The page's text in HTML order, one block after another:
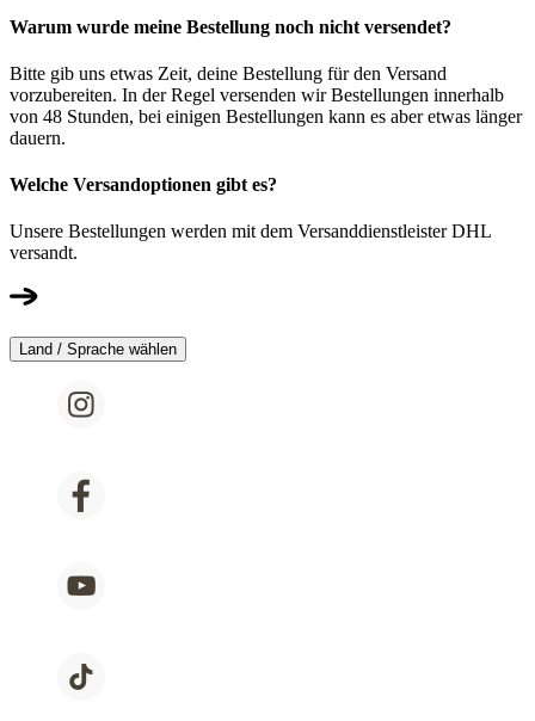
Warum wurde meine Bestellung noch nicht versendet?
Bitte gib uns etwas Zeit, deine Bestellung für den Versand
vorzubereiten. In der Regel versenden wir Bestellungen innerhalb
von 48 Stunden, bei einigen Bestellungen kann es aber etwas länger
dauern.
Welche Versandoptionen gibt es?
Unsere Bestellungen werden mit dem Versanddienstleister DHL
versandt.
Land / Sprache wählen